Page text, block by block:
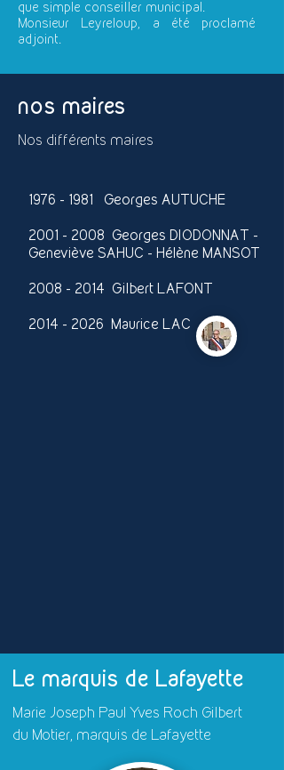
que simple conseiller municipal.
Monsieur Leyreloup, a été proclamé
adjoint.
nos maires
Nos différents maires
1976 - 1981 Georges AUTUCHE
2001 - 2008 Georges DIODONNAT -
Geneviève SAHUC - Hélène MANSOT
2008 - 2014 Gilbert LAFONT
2014 - 2026 Maurice LAC
Le marquis de Lafayette
Marie Joseph Paul Yves Roch Gilbert
du Motier, marquis de Lafayette